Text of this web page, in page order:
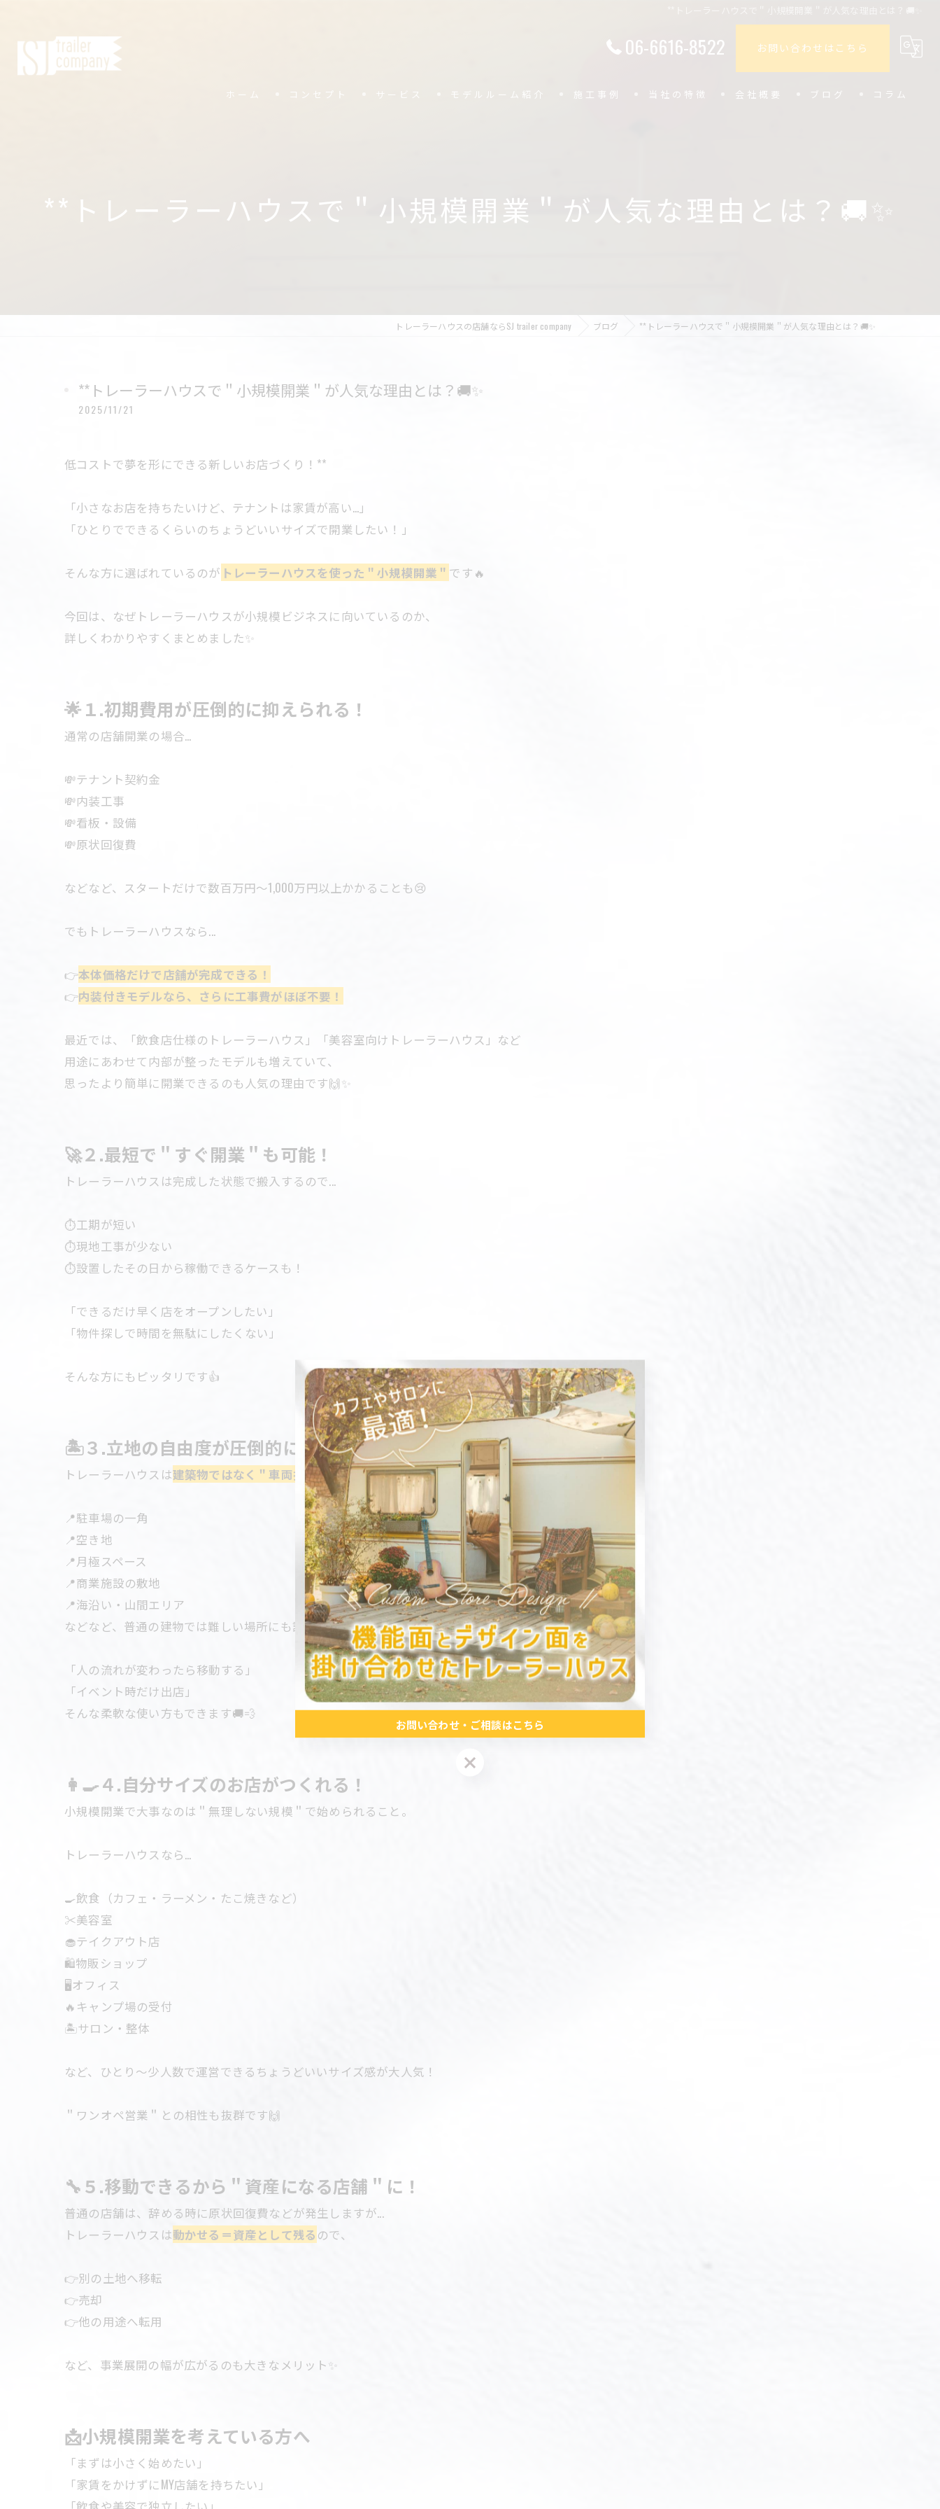
06-6616-8522 お問い合わせはこちら
ホーム コンセプト サービス モデルルーム紹介 施工事例 当社の特徴
カフェ
会社概要 ブログ コラム
**トレーラーハウスで＂小規模開業＂が人気な理由とは？🚚✨
トレーラーハウスの店舗ならSJ trailer company ブログ **トレーラーハウスで＂小規模開業＂が人気な理由とは？🚚✨
**トレーラーハウスで＂小規模開業＂が人気な理由とは？🚚✨
2025/11/21
低コストで夢を形にできる新しいお店づくり！**
「小さなお店を持ちたいけど、テナントは家賃が高い...」
「ひとりでできるくらいのちょうどいいサイズで開業したい！」
そんな方に選ばれているのが トレーラーハウスを使った＂小規模開業＂ です🔥
今回は、なぜトレーラーハウスが小規模ビジネスに向いているのか、
詳しくわかりやすくまとめました✨
🌟１.初期費用が圧倒的に抑えられる！
通常の店舗開業の場合...
💸テナント契約金
💸内装工事
💸看板・設備
💸原状回復費
などなど、スタートだけで数百万円～1,000万円以上かかることも😢
でもトレーラーハウスなら...
👉本体価格だけで店舗が完成できる！
👉内装付きモデルなら、さらに工事費がほぼ不要！
最近では、「飲食店仕様のトレーラーハウス」「美容室向けトレーラーハウス」など
用途にあわせて内部が整ったモデルも増えていて、
思ったより簡単に開業できるのも人気の理由です🙌✨
🚀２.最短で＂すぐ開業＂も可能！
トレーラーハウスは完成した状態で搬入するので...
⏱工期が短い
⏱現地工事が少ない
⏱設置したその日から稼働できるケースも！
「できるだけ早く店をオープンしたい」
「物件探しで時間を無駄にしたくない」
そんな方にもピッタリです👍
🏝３.立地の自由度が圧倒的に高い！
トレーラーハウスは建築物ではなく＂車両扱い＂ （条件あり）なので...
📍駐車場の一角
📍空き地
📍月極スペース
📍商業施設の敷地
📍海沿い・山間エリア
などなど、普通の建物では難しい場所にも設置しやすいのが魅力✨
「人の流れが変わったら移動する」
「イベント時だけ出店」
そんな柔軟な使い方もできます🚚💨
👩‍🍳４.自分サイズのお店がつくれる！
小規模開業で大事なのは＂無理しない規模＂で始められること。
トレーラーハウスなら...
🍳飲食（カフェ・ラーメン・たこ焼きなど）
✂️美容室
🧁テイクアウト店
🛍物販ショップ
🖥オフィス
🔥キャンプ場の受付
🏝サロン・整体
など、ひとり～少人数で運営できるちょうどいいサイズ感が大人気！
＂ワンオペ営業＂との相性も抜群です🙌
🔧５.移動できるから＂資産になる店舗＂に！
普通の店舗は、辞める時に原状回復費などが発生しますが...
トレーラーハウスは動かせる＝資産として残る ので、
👉別の土地へ移転
👉売却
👉他の用途へ転用
など、事業展開の幅が広がるのも大きなメリット✨
📩小規模開業を考えている方へ
「まずは小さく始めたい」
「家賃をかけずにMY店舗を持ちたい」
お問い合わせ・ご相談はこちら
お問い合わせ・ご相談はこちら